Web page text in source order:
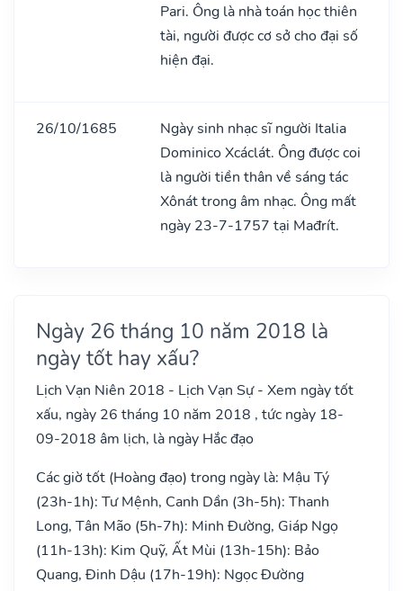
Pari. Ông là nhà toán học thiên
tài, người được cơ sở cho đại số
hiện đại.
26/10/1685
Ngày sinh nhạc sĩ người Italia
Dominico Xcáclát. Ông được coi
là người tiền thân về sáng tác
Xônát trong âm nhạc. Ông mất
ngày 23-7-1757 tại Mađrít.
Ngày 26 tháng 10 năm 2018 là
ngày tốt hay xấu?
Lịch Vạn Niên 2018 - Lịch Vạn Sự - Xem ngày tốt
xấu, ngày 26 tháng 10 năm 2018 , tức ngày 18-
09-2018 âm lịch, là ngày Hắc đạo
Các giờ tốt (Hoàng đạo) trong ngày là: Mậu Tý
(23h-1h): Tư Mệnh, Canh Dần (3h-5h): Thanh
Long, Tân Mão (5h-7h): Minh Đường, Giáp Ngọ
(11h-13h): Kim Quỹ, Ất Mùi (13h-15h): Bảo
Quang, Đinh Dậu (17h-19h): Ngọc Đường